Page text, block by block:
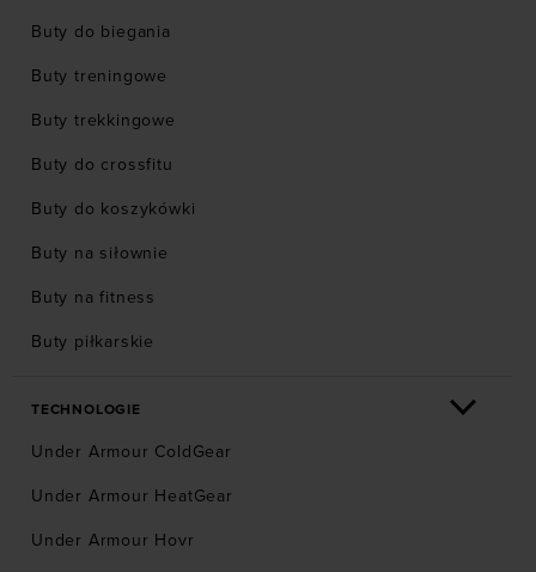
Buty do biegania
Buty treningowe
Buty trekkingowe
Buty do crossfitu
Buty do koszykówki
Buty na siłownie
Buty na fitness
Buty piłkarskie
TECHNOLOGIE
Under Armour ColdGear
Under Armour HeatGear
Under Armour Hovr